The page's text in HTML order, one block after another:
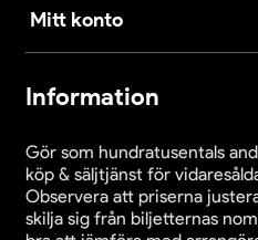
Mitt konto
Information
Gör som hundratusentals
köp & säljtjänst för
Observera att priserna
skilja sig från biljetternas